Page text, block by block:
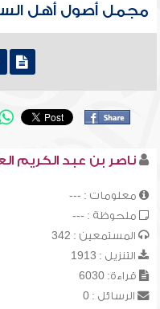
مجمل أصول أهل
ناصر بن عبد الكريم
معلومات : ---
ملحوظة : ---
المستمعين : 342
التنزيل : 1913
قراءة: 6030
الرسائل : 0